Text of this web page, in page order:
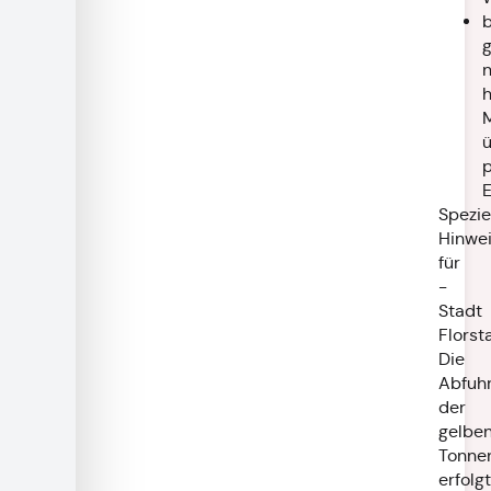
für
-
Stadt
Die
der
erfolgt